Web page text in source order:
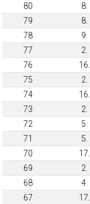
80
8.
79
8.
78
9.
77
2.
76
75
2.
74
73
2.
72
5.
71
5.
70
69
2.
68
4.
67